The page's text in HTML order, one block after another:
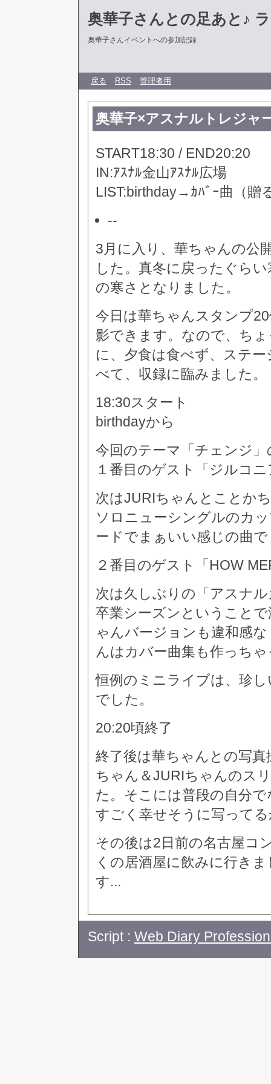
奥華子さんとの足あと♪
奥華子さんイベントへの参加記録
戻る RSS 管理者用
奥華子×アスナルトレジャ
START18:30 / END20:20
IN:ｱｽﾅﾙ金山ｱｽﾅﾙ広場
LIST:birthday→ｶﾊﾞｰ曲（
--
3月に入り、華ちゃんの公
した。真冬に戻ったぐら
の寒さとなりました。
今日は華ちゃんスタンプ
影できます。なので、ち
に、夕食は食べず、ステ
べて、収録に臨みました。
18:30スタート
birthdayから
今回のテーマ「チェンジ
１番目のゲスト「ジルコ
次はJURIちゃんとことか
ソロニューシングルのカ
ードでまぁいい感じの曲
２番目のゲスト「HOW
次は久しぶりの「アスナ
卒業シーズンということ
ゃんバージョンも違和感
んはカバー曲集も作っち
恒例のミニライブは、珍
でした。
20:20頃終了
終了後は華ちゃんとの写
ちゃん＆JURIちゃんのス
た。そこには普段の自分
すごく幸せそうに写って
その後は2日前の名古屋コ
くの居酒屋に飲みに行き
す...
Script : Web Diary